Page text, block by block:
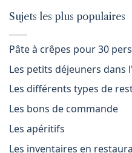
Sujets les plus populaires
Pâte à crêpes pour 30
Les petits déjeuners dans
Les différents types de
Les bons de commande
Les apéritifs
Les inventaires en